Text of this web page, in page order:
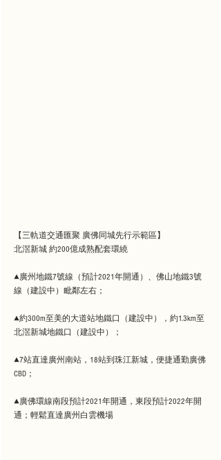
【三軌道交通匯聚 廣佛同城先行示範區】
北滘新城 約200億成熟配套環繞
▲廣州地鐵7號線（預計2021年開通）、佛山地鐵3號
線（建設中）毗鄰左右；
▲約300m至美的大道站地鐵口（建設中），約1.3km至
北滘新城地鐵口（建設中）；
▲7站直達廣州南站，18站到珠江新城，便捷通勤廣佛
CBD；
▲廣佛環線南段預計2021年開通，東段預計2022年開
通；輕鬆直達廣州白雲機場